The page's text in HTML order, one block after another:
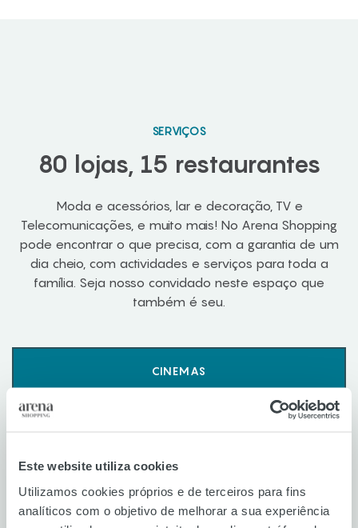
Este website utiliza cookies
Utilizamos cookies próprios e de terceiros para fins
analíticos com o objetivo de melhorar a sua experiência
SERVIÇOS
80 lojas, 15 restaurantes
Moda e acessórios, lar e decoração, TV e
Telecomunicações, e muito mais! No Arena Shopping
pode encontrar o que precisa, com a garantia de um
dia cheio, com actividades e serviços para toda a
família. Seja nosso convidado neste espaço que
também é seu.
CINEMAS
SAÚDE E BELEZA
RESTAURANTES